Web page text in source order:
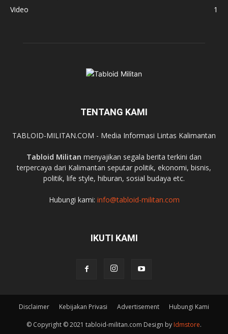
Video
1
TENTANG KAMI
TABLOID-MILITAN.COM - Media Informasi Lintas Kalimantan
Tabloid Militan menyajikan segala berita terkini dan
terpercaya dari Kalimantan seputar politik, ekonomi, bisnis,
politik, life style, hiburan, sosial budaya etc.
Hubungi kami: info@tabloid-militan.com
IKUTI KAMI
Disclaimer Kebijakan Privasi Advertisement Hubungi Kami
© Copyright © 2021 tabloid-militan.com Design by Idmstore.